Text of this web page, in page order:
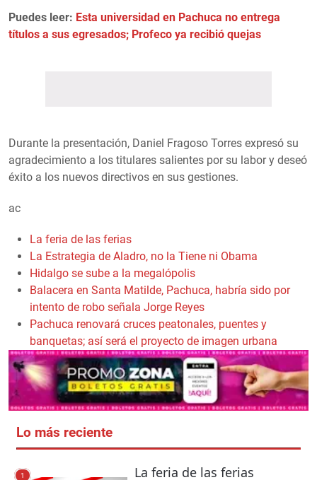
Puedes leer: Esta universidad en Pachuca no entrega
títulos a sus egresados; Profeco ya recibió quejas
Durante la presentación, Daniel Fragoso Torres expresó su
agradecimiento a los titulares salientes por su labor y deseó
éxito a los nuevos directivos en sus gestiones.
ac
La feria de las ferias
La Estrategia de Aladro, no la Tiene ni Obama
Hidalgo se sube a la megalópolis
Balacera en Santa Matilde, Pachuca, habría sido por
intento de robo señala Jorge Reyes
Pachuca renovará cruces peatonales, puentes y
banquetas; así será el proyecto de imagen urbana
Lo más reciente
1 La feria de las ferias